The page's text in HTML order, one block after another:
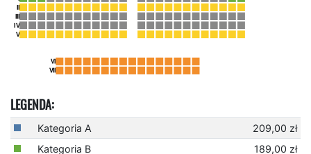
LEGENDA:
Kategoria A
209,00 zł
Kategoria B
189,00 zł